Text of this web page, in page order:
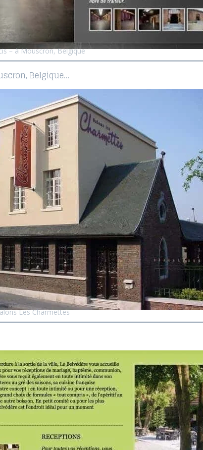
– à Mouscron, Belgique
Belgique…
Les Charmettes